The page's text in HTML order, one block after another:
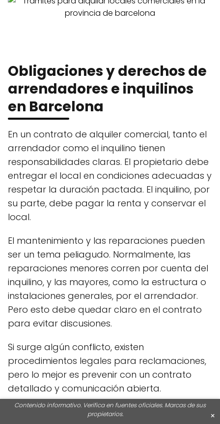
Obligaciones y derechos de
arrendadores e inquilinos
en Barcelona
En un contrato de alquiler comercial, tanto el
arrendador como el inquilino tienen
responsabilidades claras. El propietario debe
entregar el local en condiciones adecuadas y
respetar la duración pactada. El inquilino, por
su parte, debe pagar la renta y conservar el
local.
El mantenimiento y las reparaciones pueden
ser un tema peliagudo. Normalmente, las
reparaciones menores corren por cuenta del
inquilino, y las mayores, como la estructura o
instalaciones generales, por el arrendador.
Pero esto debe quedar claro en el contrato
para evitar discusiones.
Si surge algún conflicto, existen
procedimientos legales para reclamaciones,
pero lo mejor es prevenir con un contrato
detallado y comunicación abierta.
Cuando se acerca el fin del contrato, puedes
Contenido informativo. Verifica en fuentes oficiales. Marcas de sus
propietarios.
×